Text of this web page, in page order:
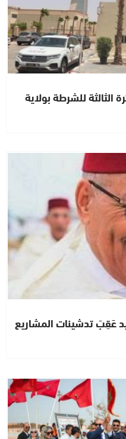
الثالثة للشرطة بولاية
عَقِبَ تدشينات المشاريع